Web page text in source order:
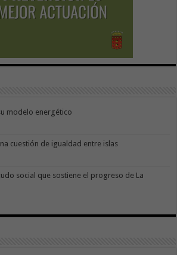
modelo energético
cuestión de igualdad entre islas
social que sostiene el progreso de La